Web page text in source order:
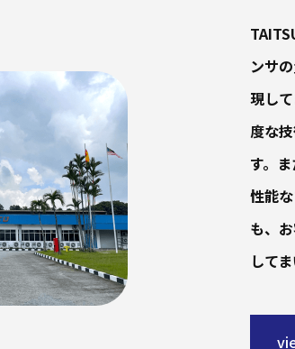
ンサ
現し
度な
す。
性能
も、
してま